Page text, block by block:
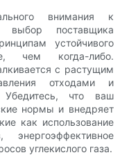
внимания к
выбор поставщика
устойчивого
чем когда-либо.
с растущим
отходами и
Убедитесь, что ваш
нормы и внедряет
как использование
энергоэффективное
углекислого газа.